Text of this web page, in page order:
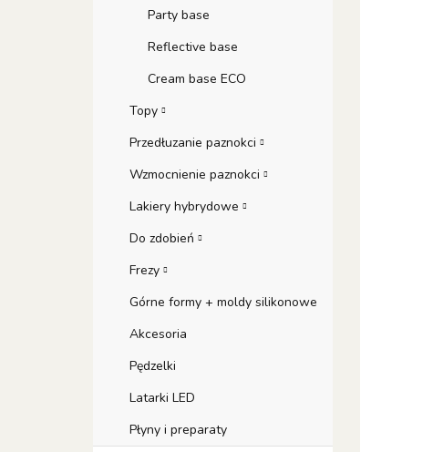
Party base
Reflective base
Cream base ECO
Topy
Przedłuzanie paznokci
Wzmocnienie paznokci
Lakiery hybrydowe
Do zdobień
Frezy
Górne formy + moldy silikonowe
Akcesoria
Pędzelki
Latarki LED
Płyny i preparaty